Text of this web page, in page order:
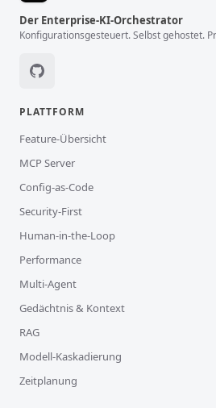
Der Enterprise-KI-Orchestrator
Konfigurationsgesteuert. Selbst gehostet.
PLATTFORM
Feature-Übersicht
MCP Server
Config-as-Code
Security-First
Human-in-the-Loop
Performance
Multi-Agent
Gedächtnis & Kontext
RAG
Modell-Kaskadierung
Zeitplanung